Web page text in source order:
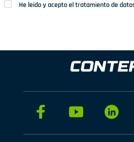
He leído y acepto el tratamiento de